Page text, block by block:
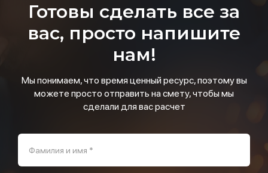
Готовы сделать все за
вас, просто напишите
нам!
Мы понимаем, что время ценный ресурс, поэтому вы
можете просто отправить на смету, чтобы мы
сделали для вас расчет
Фамилия и имя *